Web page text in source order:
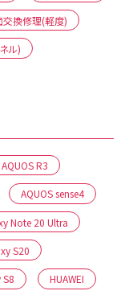
交換修理(軽度)
ル)
AQUOS R3
AQUOS sense4
Note 20 Ultra
S20
HUAWEI